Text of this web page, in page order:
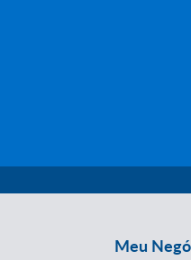
Meu